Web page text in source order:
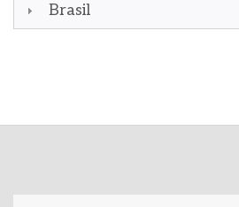
Brasil